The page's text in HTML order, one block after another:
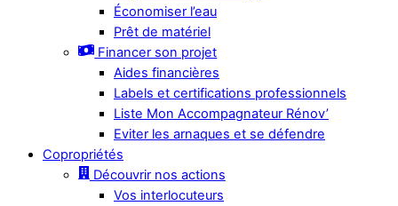
Économiser l’eau
Prêt de matériel
Financer son projet
Aides financières
Labels et certifications professionnels
Liste Mon Accompagnateur Rénov’
Eviter les arnaques et se défendre
Copropriétés
Découvrir nos actions
Vos interlocuteurs